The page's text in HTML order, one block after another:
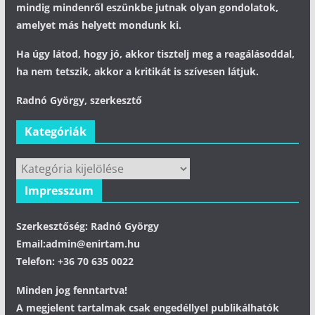
mindig mindenről eszünkbe jutnak olyan gondolatok,
amelyet más helyett mondunk ki.
Ha úgy látod, hogy jó, akkor tisztelj meg a reagálásoddal,
ha nem tetszik, akkor a kritikát is szívesen látjuk.
Radnó György, szerkesztő
Kategóriák
Kategóriák
Impresszum
Szerkesztőség: Radnó György
Email:admin@enirtam.hu
Telefon: +36 70 635 0022
Minden jog fenntartva!
A megjelent tartalmak csak engedéllyel publikálhatók